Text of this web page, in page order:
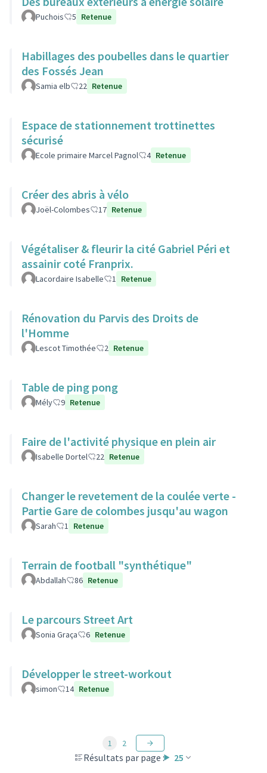
Puchois 5 Retenue
Habillages des poubelles dans le quartier
des Fossés Jean
Samia elb 22 Retenue
Espace de stationnement trottinettes
sécurisé
Ecole primaire Marcel Pagnol 4 Retenue
Créer des abris à vélo
Joël-Colombes 17 Retenue
Végétaliser & fleurir la cité Gabriel Péri et
assainir coté Franprix.
Lacordaire Isabelle 1 Retenue
Rénovation du Parvis des Droits de
l'Homme
Lescot Timothée 2 Retenue
Table de ping pong
Mély 9 Retenue
Faire de l'activité physique en plein air
Isabelle Dortel 22 Retenue
Changer le revetement de la coulée verte -
Partie Gare de colombes jusqu'au wagon
Sarah 1 Retenue
Terrain de football "synthétique"
Abdallah 86 Retenue
Le parcours Street Art
Sonia Graça 6 Retenue
Développer le street-workout
simon 14 Retenue
Résultats par page : 25
1 2